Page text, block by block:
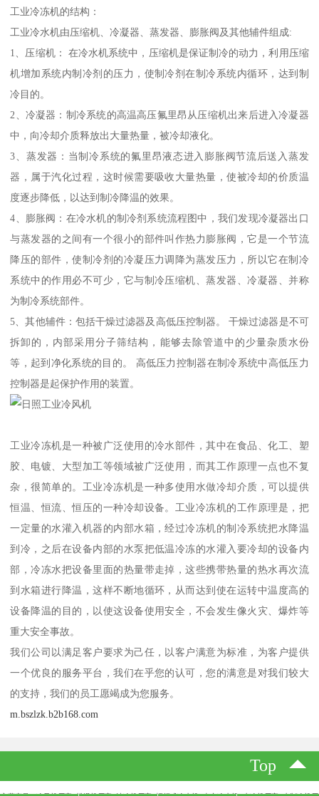
工业冷冻机的结构：
工业冷水机由压缩机、冷凝器、蒸发器、膨胀阀及其他辅件组成:
1、压缩机： 在冷水机系统中，压缩机是保证制冷的动力，利用压缩
机增加系统内制冷剂的压力，使制冷剂在制冷系统内循环，达到制
冷目的。
2、冷凝器：制冷系统的高温高压氟里昂从压缩机出来后进入冷凝器
中，向冷却介质释放出大量热量，被冷却液化。
3、蒸发器：当制冷系统的氟里昂液态进入膨胀阀节流后送入蒸发
器，属于汽化过程，这时候需要吸收大量热量，使被冷却的价质温
度逐步降低，以达到制冷降温的效果。
4、膨胀阀：在冷水机的制冷剂系统流程图中，我们发现冷凝器出口
与蒸发器的之间有一个很小的部件叫作热力膨胀阀，它是一个节流
降压的部件，使制冷剂的冷凝压力调降为蒸发压力，所以它在制冷
系统中的作用必不可少，它与制冷压缩机、蒸发器、冷凝器、并称
为制冷系统部件。
5、其他辅件：包括干燥过滤器及高低压控制器。 干燥过滤器是不可
拆卸的，内部采用分子筛结构，能够去除管道中的少量杂质水份
等，起到净化系统的目的。 高低压力控制器在制冷系统中高低压力
控制器是起保护作用的装置。
工业冷冻机是一种被广泛使用的冷水部件，其中在食品、化工、塑
胶、电镀、大型加工等领域被广泛使用，而其工作原理一点也不复
杂，很简单的。工业冷冻机是一种多使用水做冷却介质，可以提供
恒温、恒流、恒压的一种冷却设备。工业冷冻机的工作原理是，把
一定量的水灌入机器的内部水箱，经过冷冻机的制冷系统把水降温
到冷，之后在设备内部的水泵把低温冷冻的水灌入要冷却的设备内
部，冷冻水把设备里面的热量带走掉，这些携带热量的热水再次流
到水箱进行降温，这样不断地循环，从而达到使在运转中温度高的
设备降温的目的，以使这设备使用安全，不会发生像火灾、爆炸等
重大安全事故。
我们公司以满足客户要求为己任，以客户满意为标准，为客户提供
一个优良的服务平台，我们在乎您的认可，您的满意是对我们较大
的支持，我们的员工愿竭成为您服务。
m.bszlzk.b2b168.com
Top